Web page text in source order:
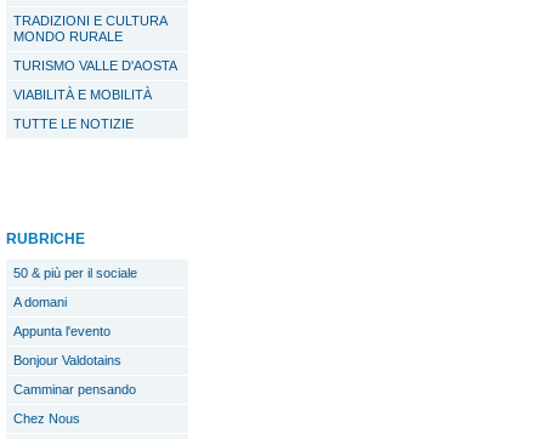
TRADIZIONI E CULTURA
MONDO RURALE
TURISMO VALLE D'AOSTA
VIABILITÀ E MOBILITÀ
TUTTE LE NOTIZIE
RUBRICHE
50 & più per il sociale
A domani
Appunta l'evento
Bonjour Valdotains
Camminar pensando
Chez Nous